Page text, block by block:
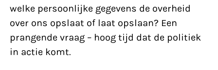
welke persoonlijke gegevens de overheid
over ons opslaat of laat opslaan? Een
prangende vraag – hoog tijd dat de politiek
in actie komt.